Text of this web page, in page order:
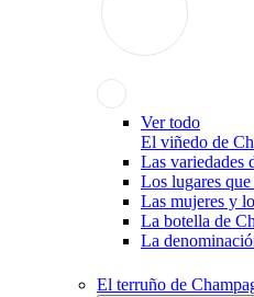
Ver todo
El viñedo de
Las variedades
Los lugares
Las mujeres y
La botella de
La
El terruño de